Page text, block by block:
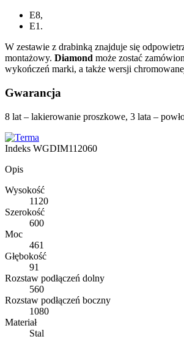
E8,
E1.
W zestawie z drabinką znajduje się
montażowy. Diamond może zostać
wykończeń marki, a także wersji
Gwarancja
8 lat – lakierowanie proszkowe, 3 lata –
Indeks WGDIM112060
Opis
Wysokość
1120
Szerokość
600
Moc
461
Głębokość
91
Rozstaw podłączeń dolny
560
Rozstaw podłączeń boczny
1080
Materiał
Stal